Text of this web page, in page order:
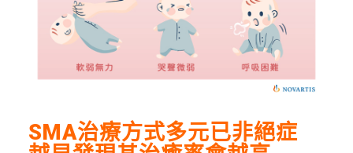
SMA治療方式多元已非絕症